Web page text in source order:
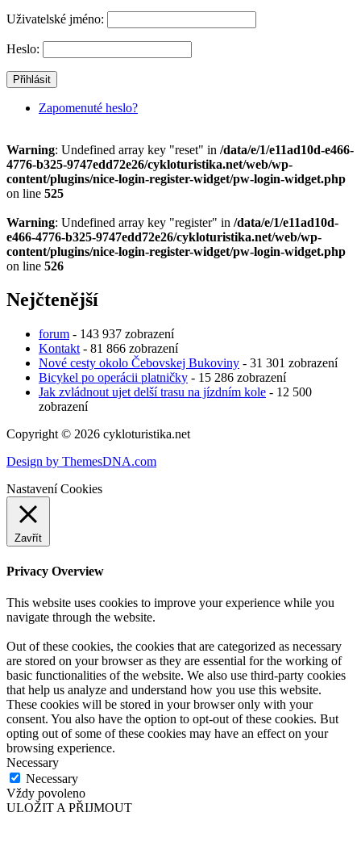
Uživatelské jméno:
Heslo:
Zapomenuté heslo?
Warning: Undefined array key "reset" in /data/e/1/e11ad10d-e466-
4776-b325-9747edd72e26/cykloturistika.net/web/wp-
content/plugins/nice-login-register-widget/pw-login-widget.php
on line 525
Warning: Undefined array key "register" in /data/e/1/e11ad10d-
e466-4776-b325-9747edd72e26/cykloturistika.net/web/wp-
content/plugins/nice-login-register-widget/pw-login-widget.php
on line 526
Nejčtenější
forum - 143 937 zobrazení
Kontakt - 81 866 zobrazení
Nové cesty okolo Čebovskej Bukoviny - 31 301 zobrazení
Bicykel po operácii platničky - 15 286 zobrazení
Jak zvládnout ujet delší trasu na jízdním kole - 12 500
zobrazení
Copyright © 2026 cykloturistika.net
Design by ThemesDNA.com
Nastavení Cookies
Zavřít
Privacy Overview
This website uses cookies to improve your experience while you
navigate through the website.
Out of these cookies, the cookies that are categorized as necessary
are stored on your browser as they are essential for the working of
basic functionalities of the website. We also use third-party cookies
that help us analyze and understand how you use this website.
These cookies will be stored in your browser only with your
consent. You also have the option to opt-out of these cookies. But
opting out of some of these cookies may have an effect on your
browsing experience.
Necessary
Necessary
Vždy povoleno
ULOŽIT A PŘIJMOUT